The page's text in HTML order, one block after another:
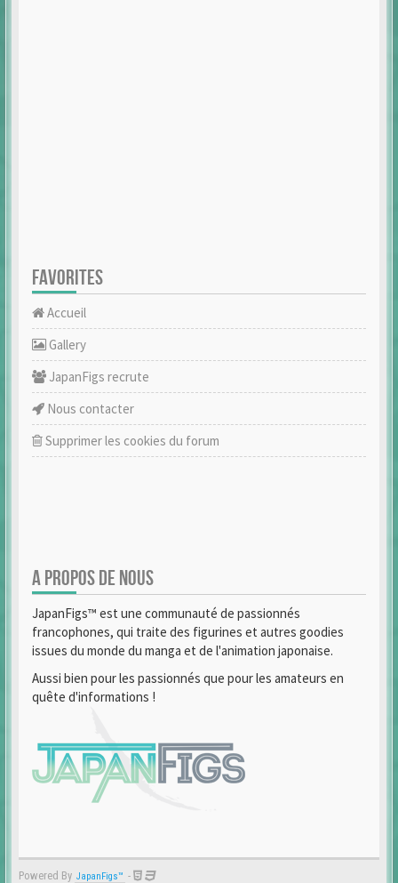
FAVORITES
Accueil
Gallery
JapanFigs recrute
Nous contacter
Supprimer les cookies du forum
A PROPOS DE NOUS
JapanFigs™ est une communauté de passionnés
francophones, qui traite des figurines et autres goodies
issues du monde du manga et de l'animation japonaise.
Aussi bien pour les passionnés que pour les amateurs en
quête d'informations !
Powered By JapanFigs™ -